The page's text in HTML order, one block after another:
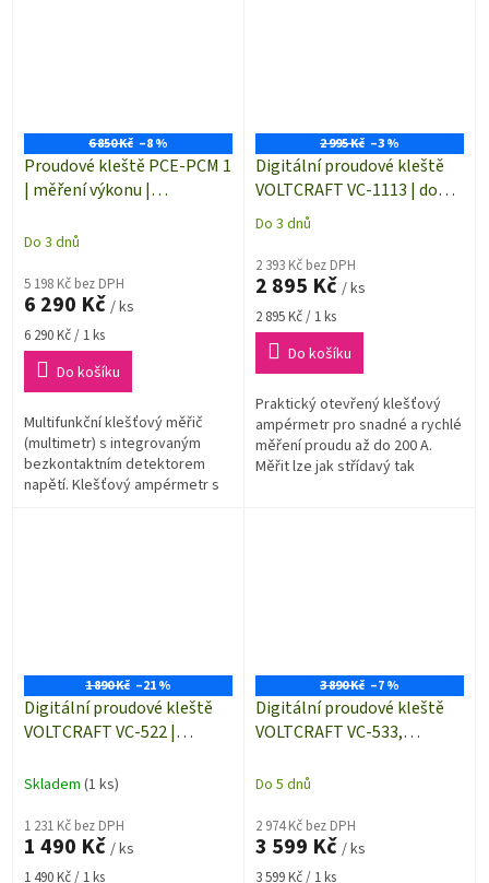
6 850 Kč –8 %
Proudové kleště PCE-PCM 1
| měření výkonu |
střídavého napětí
Do 3 dnů
5 198 Kč bez DPH
6 290 Kč / ks
Měrná
cena:
6 290 Kč / 1 ks
Do košíku
Multifunkční klešťový měřič
(multimetr) s integrovaným
bezkontaktním detektorem
napětí. Klešťový ampérmetr s
2 995 Kč –3 %
Digitální proudové kleště
VOLTCRAFT VC-1113 | do
200 A AC/DC
Průměrné
produktu
je
5,0
z
hvězdiček.
Do 3 dnů
2 393 Kč bez DPH
2 895 Kč / ks
Měrná
cena:
2 895 Kč / 1 ks
Do košíku
Praktický otevřený klešťový
ampérmetr pro snadné a rychlé
měření proudu až do 200 A.
Měřit lze jak střídavý tak
1 890 Kč –21 %
Digitální proudové kleště
VOLTCRAFT VC-522 |
A/AC
Skladem (1 ks)
1 231 Kč bez DPH
1 490 Kč / ks
Měrná
1 490 Kč / 1 ks
3 890 Kč –7 %
Digitální proudové kleště
VOLTCRAFT VC-533,
Do 5 dnů
2 974 Kč bez DPH
3 599 Kč / ks
Měrná
3 599 Kč / 1 ks